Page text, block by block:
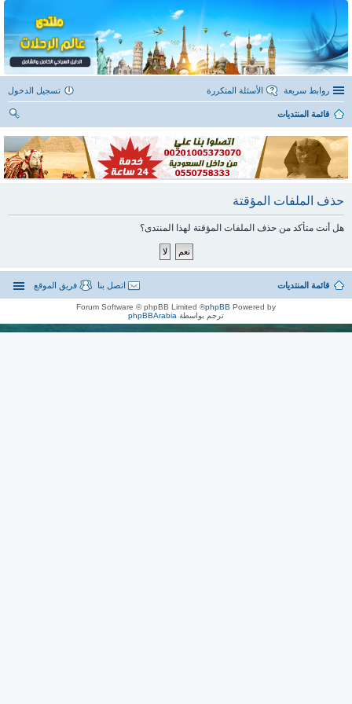
روابط سريعة الأسئلة المتكررة تسجيل الدخول
قائمة المنتديات
ث
حذف الملفات المؤقتة
هل أنت متأكد من حذف الملفات المؤقتة لهذا المنتدى؟
قائمة المنتديات فريق الموقع اتصل بنا
Powered by
phpBB
® Forum Software © phpBB Limited
ترجم بواسطة phpBBArabia